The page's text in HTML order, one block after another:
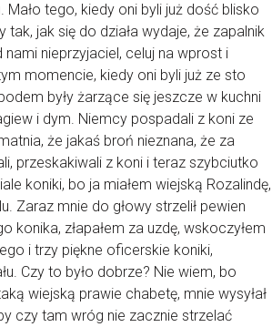
tego, kiedy oni byli już dość blisko
jak się do działa wydaje, że zapalnik
nieprzyjaciel, celuj na wprost i
momencie, kiedy oni byli już ze sto
były żarzące się jeszcze w kuchni
i dym. Niemcy pospadali z koni ze
że jakaś broń nieznana, że za
przeskakiwali z koni i teraz szybciutko
koniki, bo ja miałem wiejską Rozalindę,
Zaraz mnie do głowy strzelił pewien
konika, złapałem za uzdę, wskoczyłem
i trzy piękne oficerskie koniki,
Czy to było dobrze? Nie wiem, bo
wiejską prawie chabetę, mnie wysyłał
czy tam wróg nie zacznie strzelać